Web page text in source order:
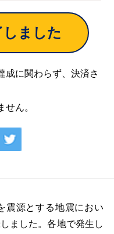
ました
成に関わらず、決済さ
ん。
震源とする地震におい
ました。各地で発生し